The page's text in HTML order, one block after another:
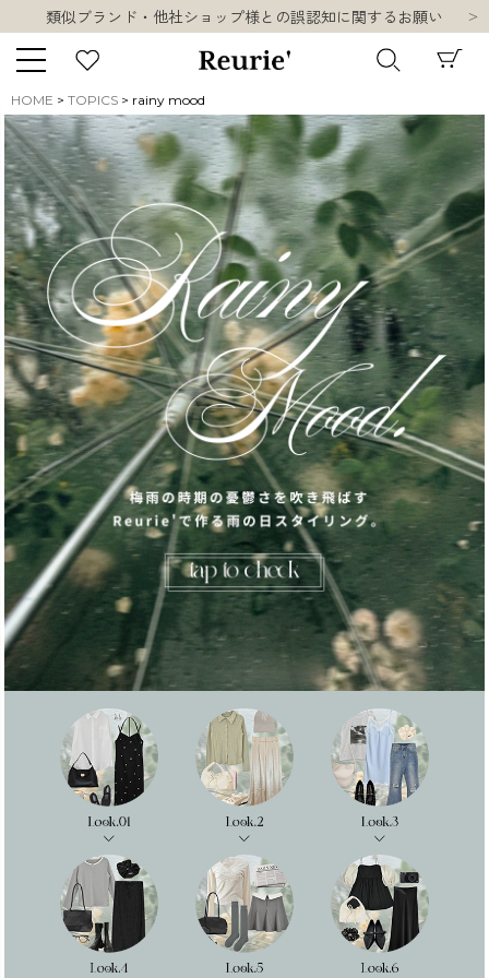
10,000円以上ご購入で送料無料
お盆期間中の営業・配送に関して
類似ブランド・他社ショップ様との誤認知に関するお願い
10,000円以上ご購入で送料無料
キーワード
販売タイプ
新着 再入荷 SALE
商品タイプ
ORIGINAL HIT ITEM
カラー
〜
在庫なし商品
表示する
表示しない
HOME TOPICS rainy mood